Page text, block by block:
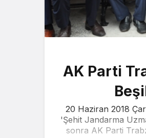
AK Parti
20 Haziran 2018
'Şehit Jandarma
sonra AK Parti